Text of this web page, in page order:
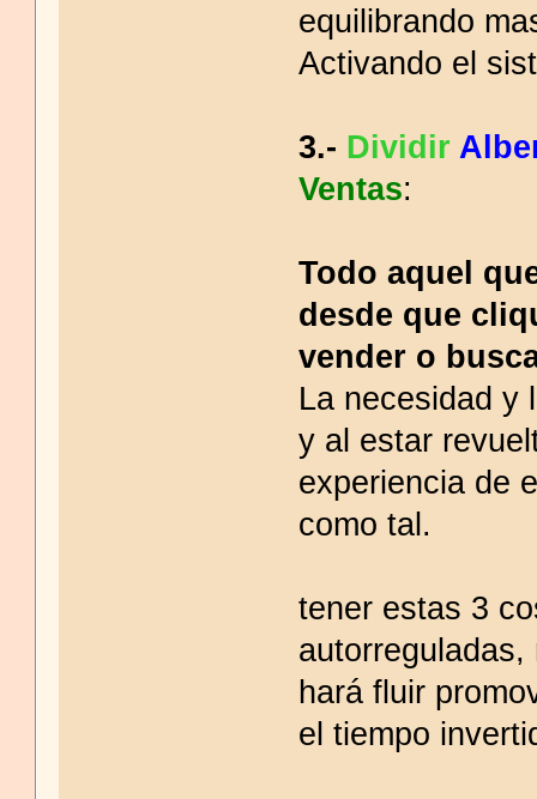
equilibrando
Activando el
3.- Dividir
Ventas:
Todo aquel
desde que
vender o
La necesidad y
y al estar
experiencia de
como tal.
tener estas 3
hará fluir
el tiempo